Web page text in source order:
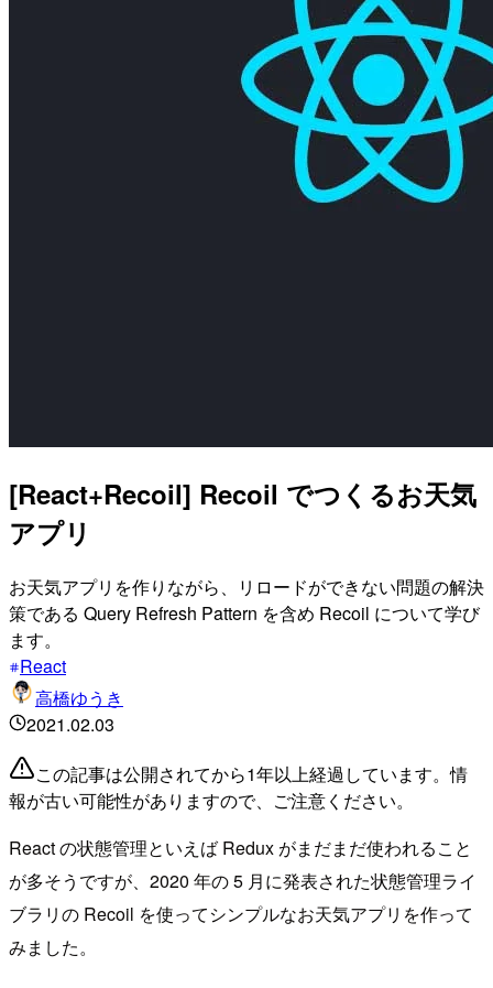
[React+Recoil] Recoil でつくるお天気
アプリ
お天気アプリを作りながら、リロードができない問題の解決
策である Query Refresh Pattern を含め Recoil について学び
ます。
React
高橋ゆうき
2021.02.03
この記事は公開されてから1年以上経過しています。情
報が古い可能性がありますので、ご注意ください。
React の状態管理といえば Redux がまだまだ使われること
が多そうですが、2020 年の 5 月に発表された状態管理ライ
ブラリの Recoil を使ってシンプルなお天気アプリを作って
みました。